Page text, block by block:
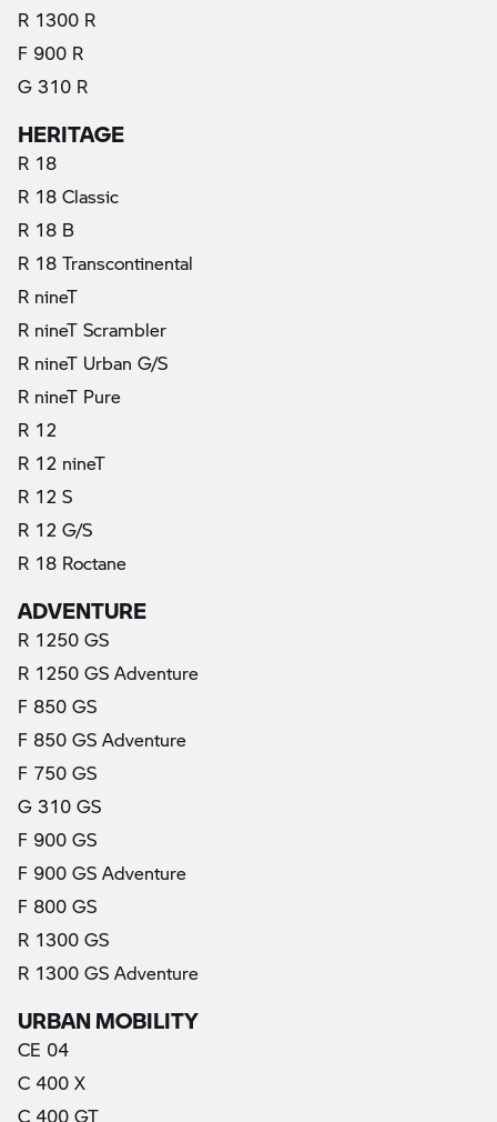
R 1300 R
F 900 R
G 310 R
HERITAGE
R 18
R 18 Classic
R 18 B
R 18 Transcontinental
R nineT
R nineT Scrambler
R nineT Urban G/S
R nineT Pure
R 12
R 12 nineT
R 12 S
R 12 G/S
R 18 Roctane
ADVENTURE
R 1250 GS
R 1250 GS Adventure
F 850 GS
F 850 GS Adventure
F 750 GS
G 310 GS
F 900 GS
F 900 GS Adventure
F 800 GS
R 1300 GS
R 1300 GS Adventure
URBAN MOBILITY
CE 04
C 400 X
C 400 GT